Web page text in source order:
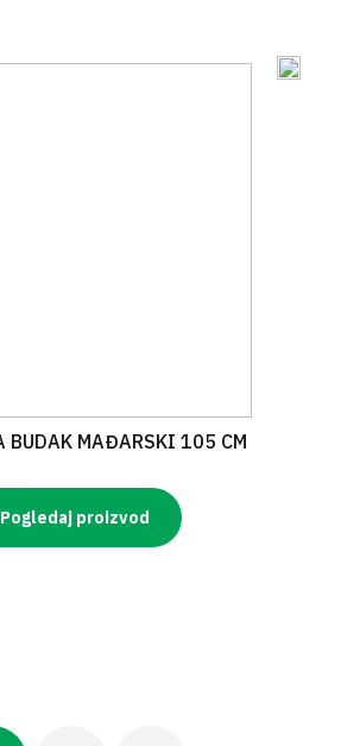
BUDAK MAĐARSKI 105 CM
Pogledaj proizvod